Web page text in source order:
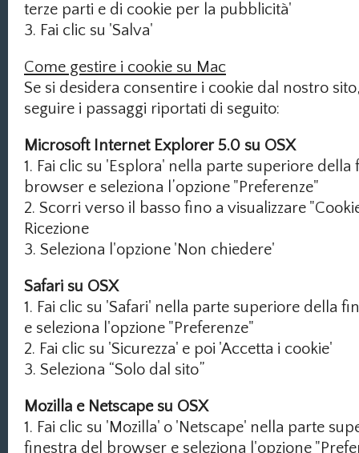
terze parti e di cookie per la pubblicità'
3. Fai clic su 'Salva'
Come gestire i cookie su Mac
Se si desidera consentire i cookie dal nostro
seguire i passaggi riportati di seguito:
Microsoft Internet Explorer 5.0 su OSX
1. Fai clic su 'Esplora' nella parte superiore della
browser e seleziona l’opzione "Preferenze"
2. Scorri verso il basso fino a visualizzare
Ricezione
3. Seleziona l'opzione 'Non chiedere'
Safari su OSX
1. Fai clic su 'Safari' nella parte superiore della
e seleziona l'opzione "Preferenze"
2. Fai clic su 'Sicurezza' e poi 'Accetta i cookie'
3. Seleziona “Solo dal sito”
Mozilla e Netscape su OSX
1. Fai clic su 'Mozilla' o 'Netscape' nella parte
finestra del browser e seleziona l'opzione